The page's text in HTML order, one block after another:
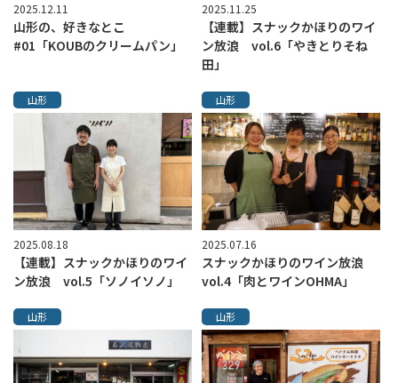
2025.12.11
山形の、好きなとこ
#01「KOUBのクリームパン」
2025.11.25
【連載】スナックかほりのワイ
ン放浪 vol.6「やきとりそね
田」
山形
2025.08.18
【連載】スナックかほりのワイ
ン放浪 vol.5「ソノイソノ」
山形
2025.07.16
スナックかほりのワイン放浪
vol.4「肉とワインOHMA」
山形 山形